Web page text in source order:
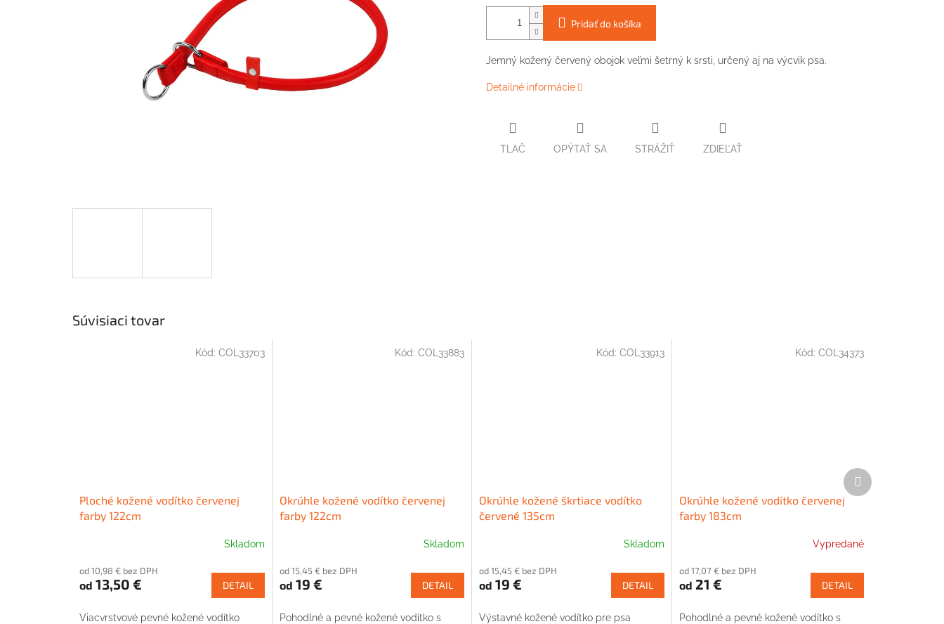
Pridať do košíka
Jemný kožený červený obojok veľmi šetrný k srsti, určený aj na výcvik psa.
Detailné informácie
TLAČ OPÝTAŤ SA STRÁŽIŤ ZDIEĽAŤ
Súvisiaci tovar
Ploché kožené vodítko červenej
farby 122cm
Skladom
od 10,98 € bez DPH
od 13,50 € DETAIL
Viacvrstvové pevné kožené vodítko
Kód: COL33703
Okrúhle kožené vodítko červenej
farby 122cm
Skladom
od 15,45 € bez DPH
od 19 € DETAIL
Pohodlné a pevné kožené vodítko s
Kód: COL33883
Okrúhle kožené škrtiace vodítko
červené 135cm
Skladom
od 15,45 € bez DPH
od 19 € DETAIL
Výstavné kožené vodítko pre psa
Kód: COL33913
Okrúhle kožené vodítko červenej
farby 183cm
Vypredané
od 17,07 € bez DPH
od 21 € DETAIL
Pohodlné a pevné kožené vodítko s
Kód: COL34373
Ďalší
produkt